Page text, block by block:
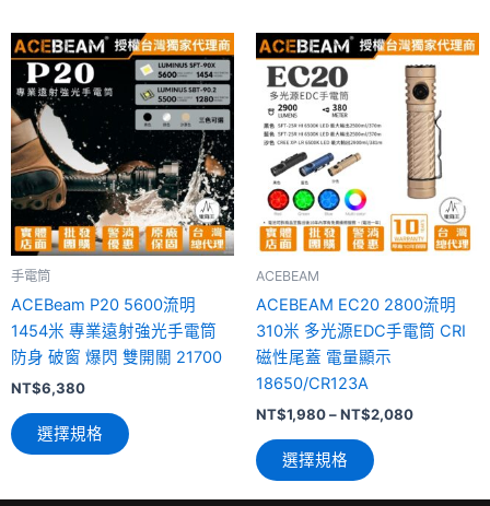
手電筒
ACEBeam P20 5600流明
1454米 專業遠射強光手電筒
防身 破窗 爆閃 雙開關 21700
NT$6,380
選擇規格
此
產
品
有
多
種
款
式。
可
產
品
頁
擇
ACEBEAM
ACEBEAM EC20 2800流明
310米 多光源EDC手電筒 CRI
磁性尾蓋 電量顯示
18650/CR123A
NT$1,980–NT$2,080
選擇規格
此
有
多
式。
可
產
品
頁
選
選